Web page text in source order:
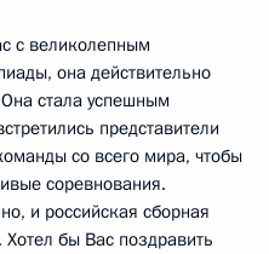
с великолепным
она действительно
стала успешным
представители
со всего мира, чтобы
соревнования.
и российская сборная
бы Вас поздравить